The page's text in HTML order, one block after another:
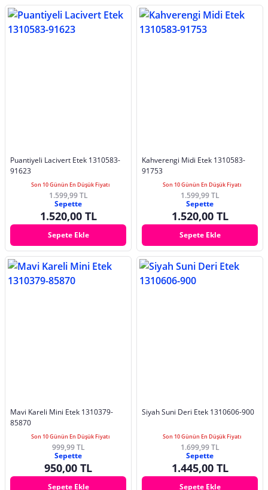
Puantiyeli Lacivert Etek 1310583-
91623
Son 10 Günün En Düşük Fiyatı
1.599,99 TL
Sepette
1.520,00 TL
Sepete Ekle
Kahverengi Midi Etek 1310583-
91753
Son 10 Günün En Düşük Fiyatı
1.599,99 TL
Sepette
1.520,00 TL
Sepete Ekle
Mavi Kareli Mini Etek 1310379-
85870
Son 10 Günün En Düşük Fiyatı
999,99 TL
Sepette
950,00 TL
Sepete Ekle
Siyah Suni Deri Etek 1310606-900
Son 10 Günün En Düşük Fiyatı
1.699,99 TL
Sepette
1.445,00 TL
Sepete Ekle